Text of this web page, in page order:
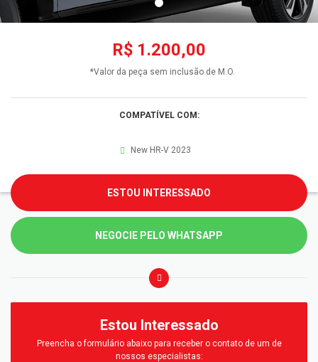
R$ 1.200,00
*Valor da peça sem inclusão de M.O.
COMPATÍVEL COM:
New HR-V 2023
ESTOU INTERESSADO
NEGOCIE PELO WHATSAPP
Estou Interessado
Preencha o formulário abaixo para receber o contato de um de
nossos especialistas: